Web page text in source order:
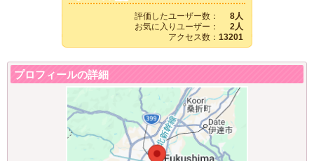
評価したユーザー数：
8人
お気に入りユーザー：
2人
アクセス数： 13201
プロフィールの詳細